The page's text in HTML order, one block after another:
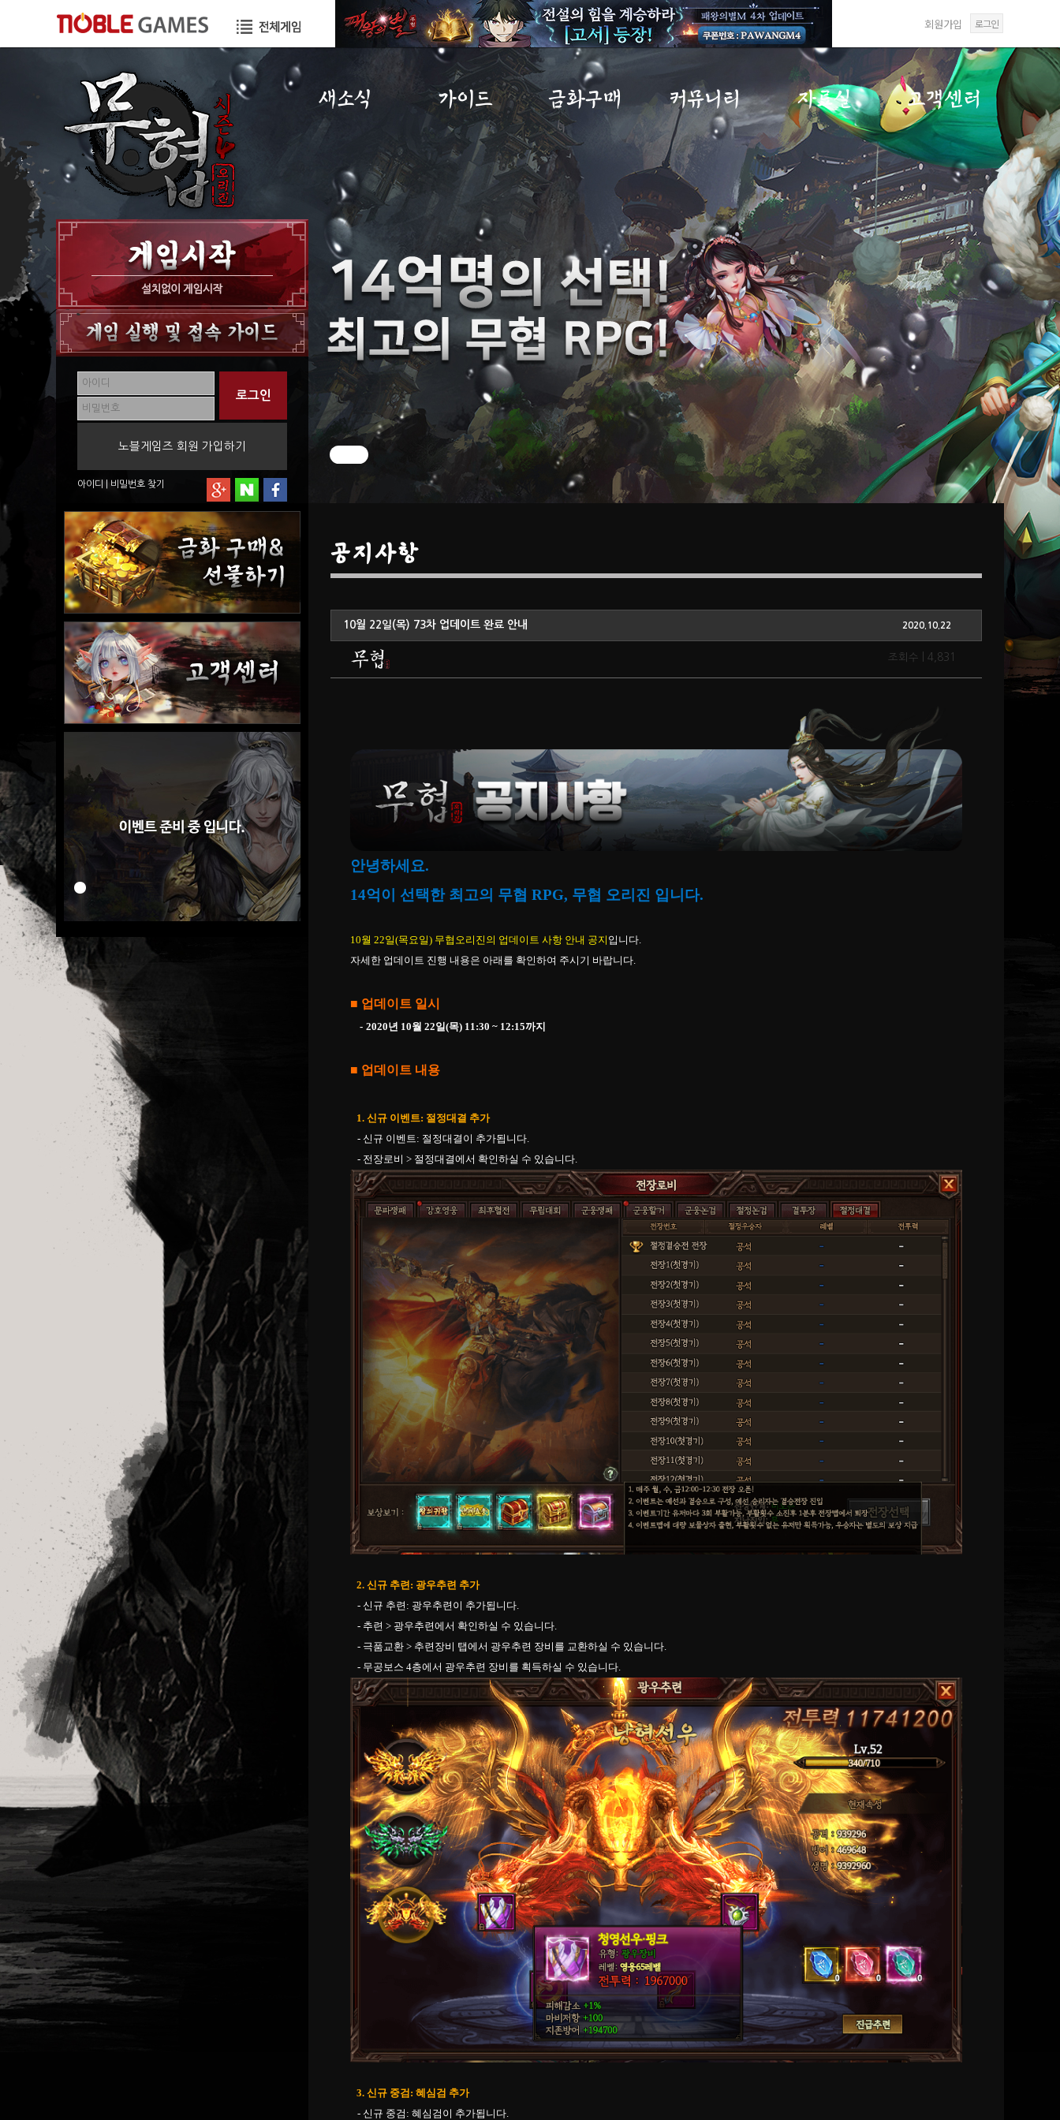
회원가입 로그인
새소식
GM노트
GM TIP
가이드
초보자가이드
게임소개
아이템확률
금화구매
금화구매
구매내역
MP교환소
커뮤니티
자유게시판
이미지게시판
공략게시판
무림재패
건의사항
자료실
갤러리
미디어센터
고객센터
FAQ
1:1문의
답변확인
노블게임즈 회원 가입하기
아이디 비밀번호 찾기
공지사항
10월 22일(목) 73차 업데이트 완료 안내 2020.10.22
조회수 | 4,831
안녕하세요.
14억이 선택한 최고의 무협 RPG, 무협 오리진 입니다.
10월 22일(목요일) 무협오리진의 업데이트 사항 안내 공지 입니다.
자세한 업데이트 진행 내용은 아래를 확인하여 주시기 바랍니다.
■ 업데이트 일시
- 2020년 10월 22일(목) 11:30 ~ 12:15까지
■ 업데이트 내용
1. 신규 이벤트: 절정대결 추가
- 신규 이벤트: 절정대결이 추가됩니다.
- 전장로비 > 절정대결에서 확인하실 수 있습니다.
2. 신규 추련: 광우추련 추가
- 신규 추련: 광우추련이 추가됩니다.
- 추련 > 광우추련에서 확인하실 수 있습니다.
- 극품교환 > 추련장비 탭에서 광우추련 장비를 교환하실 수 있습니다.
- 무공보스 4층에서 광우추련 장비를 획득하실 수 있습니다.
3. 신규 중검: 혜심검 추가
- 신규 중검: 혜심검이 추가됩니다.